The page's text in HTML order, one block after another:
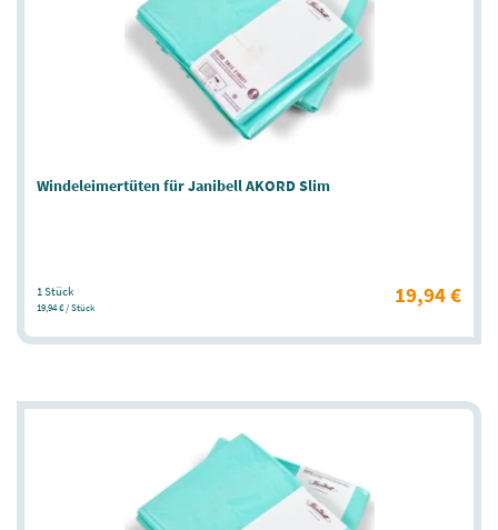
Windeleimertüten für Janibell AKORD Slim
1 Stück
19,94 € / Stück 19,94 €